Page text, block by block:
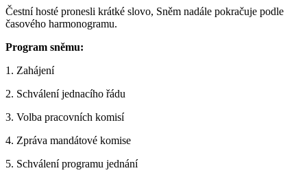
Čestní hosté pronesli krátké slovo, Sněm nadále pokračuje podle
časového harmonogramu.
Program sněmu:
1. Zahájení
2. Schválení jednacího řádu
3. Volba pracovních komisí
4. Zpráva mandátové komise
5. Schválení programu jednání